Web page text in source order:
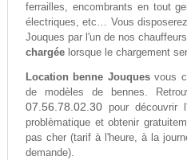
ferrailles, encombrants en tout
électriques, etc… Vous
Jouques par l'un de nos
chargéelorsque le chargement
Location benne Jouquesvous
de modèles de bennes.
07.56.78.02.30pour découvrir
problèmatique et obtenir
pas cher (tarif à l'heure, à la
demande).